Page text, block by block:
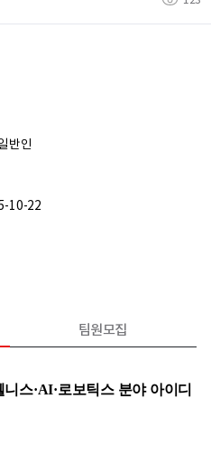
반인
10-22
팀원모집
스·AI·로보틱스 분야 아이디